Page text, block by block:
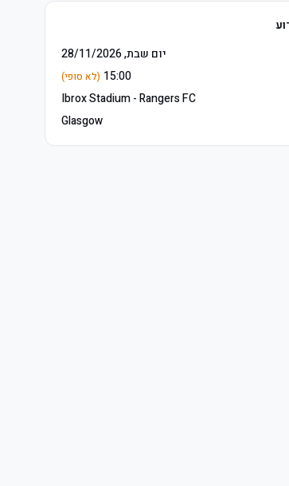
יום שבת, 28/11/2026
15:00 (לא סופי)
Ibrox Stadium - Rangers FC
Glasgow